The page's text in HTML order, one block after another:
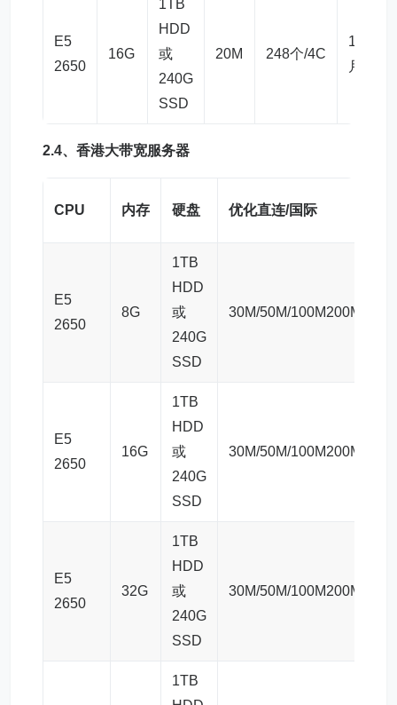
E5
2650
16G
1TB
HDD
或
240G
SSD
20M 248个/4C
1875元/
月
2.4、 香港大带宽服务器
CPU 内存 硬盘 优化直连/国际
E5
2650
8G
1TB
HDD
或
240G
SSD
30M/50M/100M200M/
E5
2650
16G
1TB
HDD
或
240G
SSD
30M/50M/100M200M/
E5
2650
32G
1TB
HDD
或
240G
SSD
30M/50M/100M200M/
1TB